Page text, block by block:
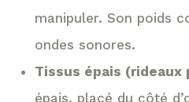
manipuler. Son poids
ondes sonores.
Tissus épais (rideaux
épais, placé du côté